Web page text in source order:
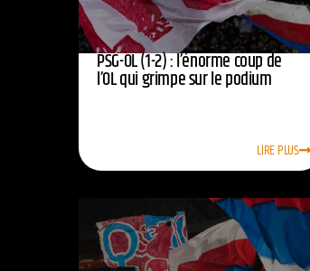
PSG-OL (1-2) : l’énorme coup de
l’OL qui grimpe sur le podium
LIRE PLUS